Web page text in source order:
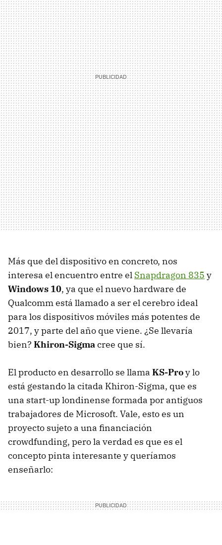
Más que del dispositivo en concreto, nos
interesa el encuentro entre el Snapdragon 835 y
Windows 10, ya que el nuevo hardware de
Qualcomm está llamado a ser el cerebro ideal
para los dispositivos móviles más potentes de
2017, y parte del año que viene. ¿Se llevaría
bien? Khiron-Sigmacree que sí.
El producto en desarrollo se llama KS-Proy lo
está gestando la citada Khiron-Sigma, que es
una start-up londinense formada por antiguos
trabajadores de Microsoft. Vale, esto es un
proyecto sujeto a una financiación
crowdfunding, pero la verdad es que es el
concepto pinta interesante y queríamos
enseñarlo: